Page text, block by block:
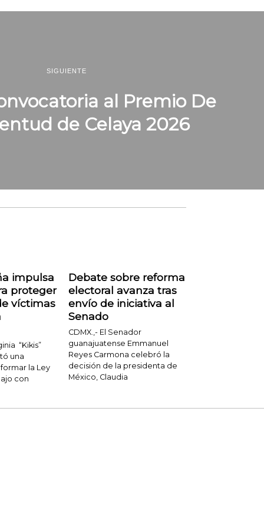
SIGUIENTE
al Premio De
de Celaya 2026
impulsa
proteger
víctimas
“Kikis”
una
la Ley
con
Debate sobre reforma
electoral avanza tras
envío de iniciativa al
Senado
CDMX.,- El Senador
guanajuatense Emmanuel
Reyes Carmona celebró la
decisión de la presidenta de
México, Claudia